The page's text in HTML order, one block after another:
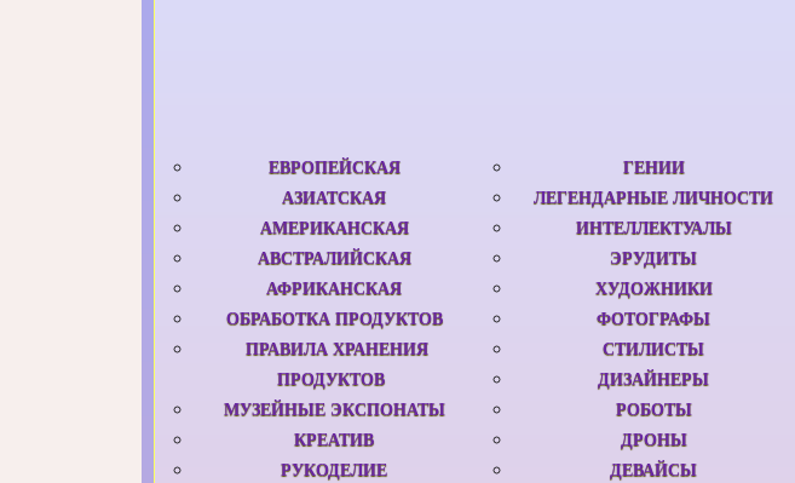
ЕВРОПЕЙСКАЯ
АЗИАТСКАЯ
АМЕРИКАНСКАЯ
АВСТРАЛИЙСКАЯ
АФРИКАНСКАЯ
ОБРАБОТКА ПРОДУКТОВ
ПРАВИЛА ХРАНЕНИЯ
ПРОДУКТОВ
ГЕНИИ
ЛЕГЕНДАРНЫЕ ЛИЧНОСТИ
ИНТЕЛЛЕКТУАЛЫ
ЭРУДИТЫ
ХУДОЖНИКИ
ФОТОГРАФЫ
СТИЛИСТЫ
ДИЗАЙНЕРЫ
МУЗЕЙНЫЕ ЭКСПОНАТЫ
КРЕАТИВ
РУКОДЕЛИЕ
РОБОТЫ
ДРОНЫ
ДЕВАЙСЫ